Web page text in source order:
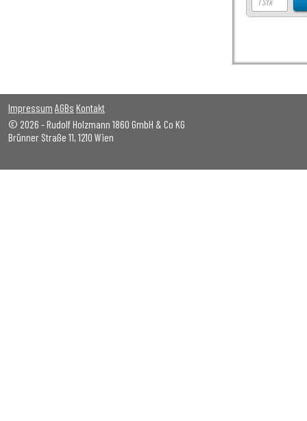
Impressum AGBs Kontakt
© 2026 - Rudolf Holzmann 1860 GmbH & Co KG
Brünner Straße 11, 1210 Wien